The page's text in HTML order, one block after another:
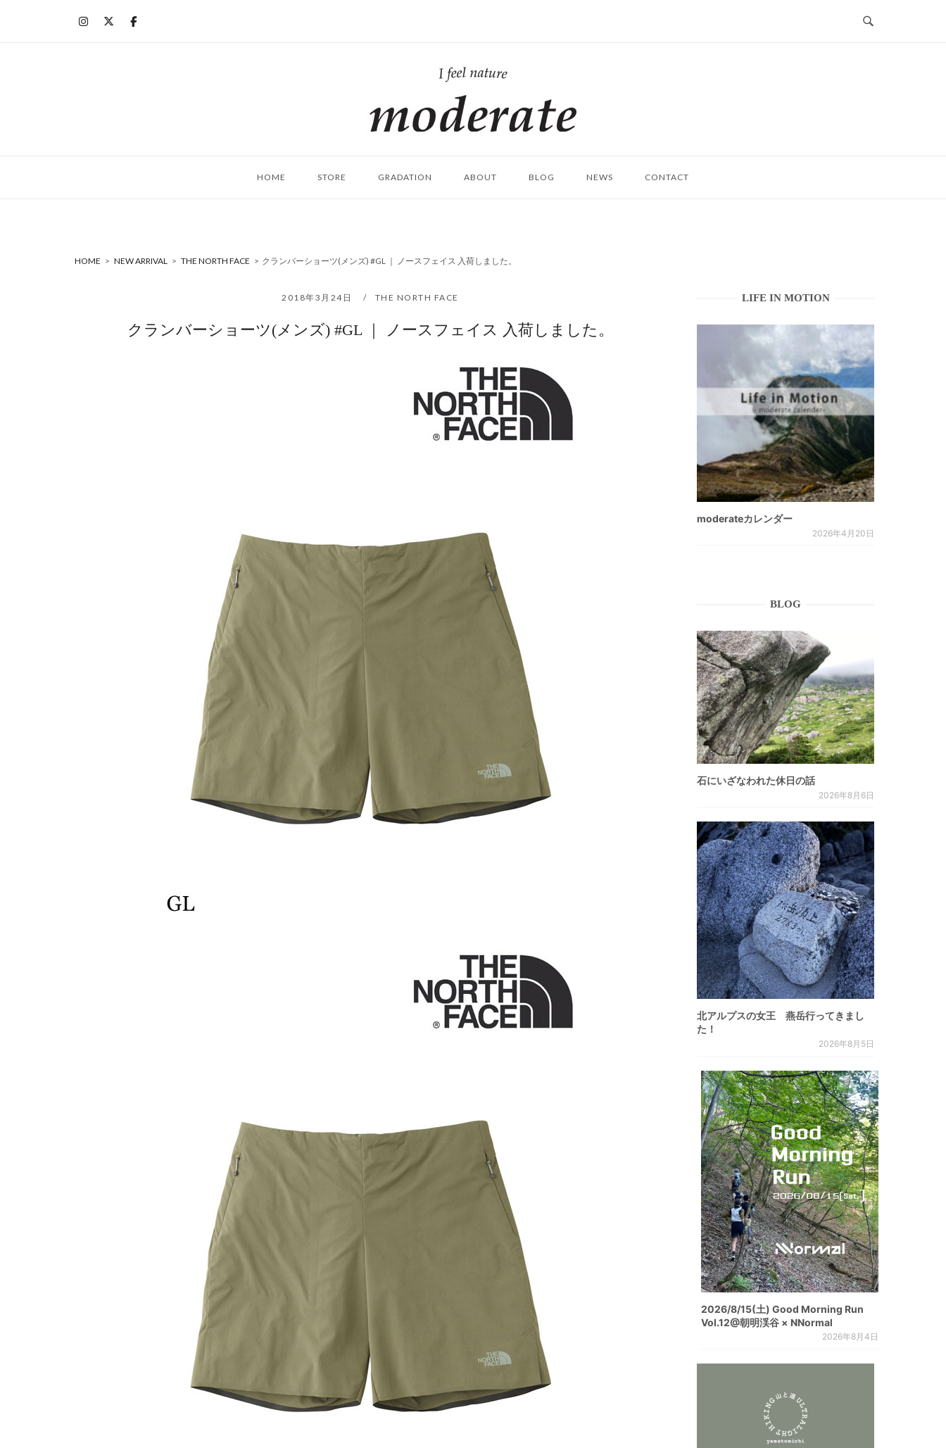
ム
HOME STORE GRADATION ABOUT BLOG NEWS CONTACT
HOME > NEW ARRIVAL > THE NORTH FACE > クランバーショーツ(メンズ) #GL ｜ ノースフェイス 入荷しました。
2018年3月24日 THE NORTH FACE
クランバーショーツ(メンズ) #GL ｜ ノースフェイス 入荷しました。
LIFE IN MOTION
moderateカレンダー
2026年4月20日
BLOG
石にいざなわれた休日の話
2026年8月6日
北アルプスの女王 燕岳行ってきまし
た！
2026年8月5日
2026/8/15(土) Good Morning Run
Vol.12@朝明渓谷 × NNormal
2026年8月4日